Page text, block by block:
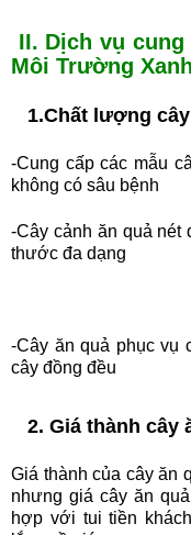
II. Dịch vụ
Môi Trường Xanh
1.Chất lượng
-Cung cấp các mẫu
không có sâu bệnh
-Cây cảnh ăn quả nét
thước đa dạng
-Cây ăn quả phục vụ
cây đồng đều
2. Giá thành cây
Giá thành của cây ăn
nhưng giá cây ăn
hợp với tui tiền